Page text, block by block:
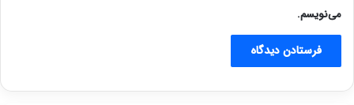
می‌نویسم.